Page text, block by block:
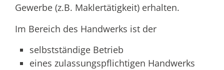
Gewerbe (z.B. Maklertätigkeit) erhalten.
Im Bereich des Handwerks ist der
selbstständige Betrieb
eines zulassungspflichtigen Handwerks